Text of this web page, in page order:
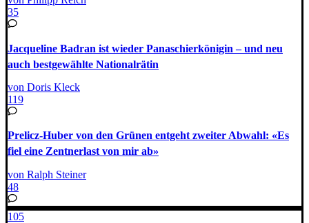
35
Jacqueline Badran ist wieder Panaschierkönigin – und neu
auch bestgewählte Nationalrätin
von Doris Kleck
119
Prelicz-Huber von den Grünen entgeht zweiter Abwahl: «Es
fiel eine Zentnerlast von mir ab»
von Ralph Steiner
48
105